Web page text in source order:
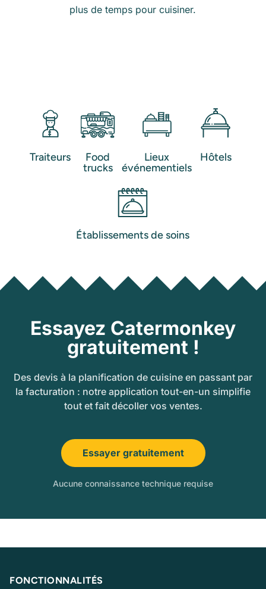
plus de temps pour cuisiner.
Traiteurs
Food
trucks
Lieux
événementiels
Hôtels
Établissements de soins
Essayez Catermonkey
gratuitement !
Des devis à la planification de cuisine en passant par
la facturation : notre application tout-en-un simplifie
tout et fait décoller vos ventes.
Essayer gratuitement
Aucune connaissance technique requise
FONCTIONNALITÉS